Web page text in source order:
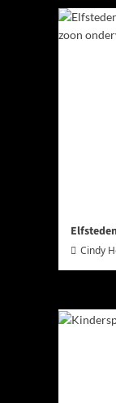
Cindy